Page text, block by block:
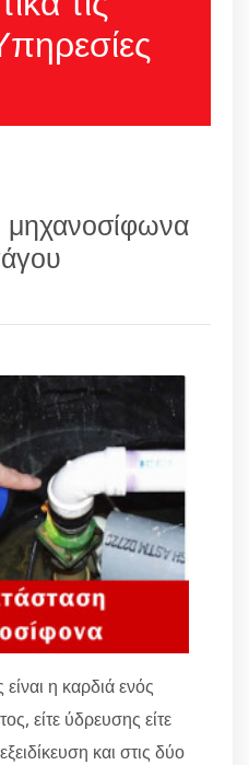
μηχανοσίφωνα
η καρδιά ενός
είτε ύδρευσης είτε
και στις δύο